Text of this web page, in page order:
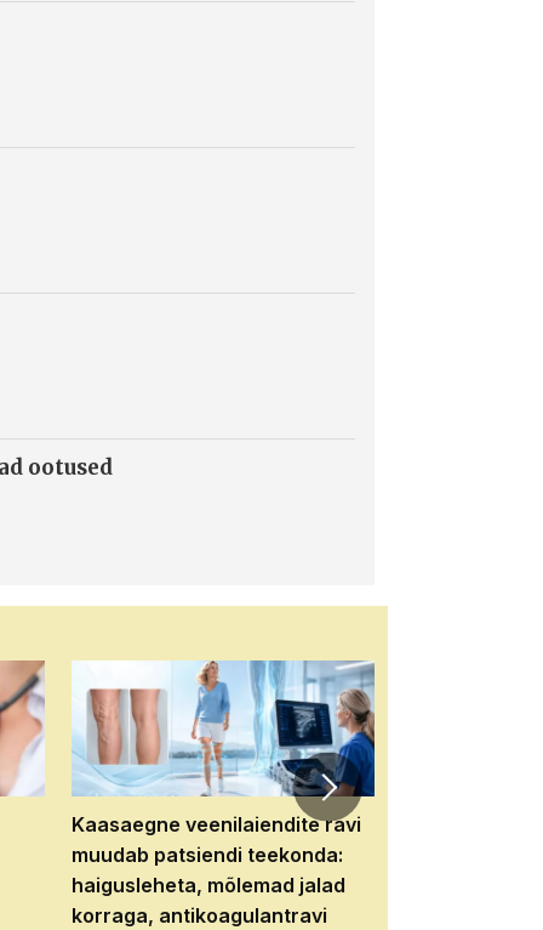
ootused
Kaasaegne veenilaiendite ravi
muudab patsiendi teekonda:
haigusleheta, mõlemad jalad
korraga, antikoagulantravi